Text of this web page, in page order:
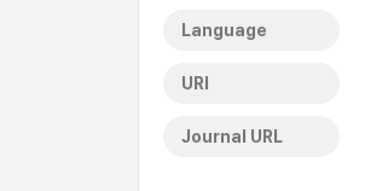
Language
URI
Journal URL